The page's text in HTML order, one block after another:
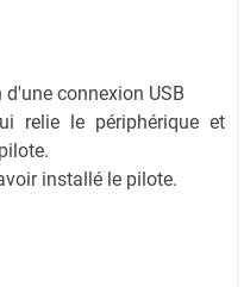
connexion USB
relie le périphérique et
installé le pilote.